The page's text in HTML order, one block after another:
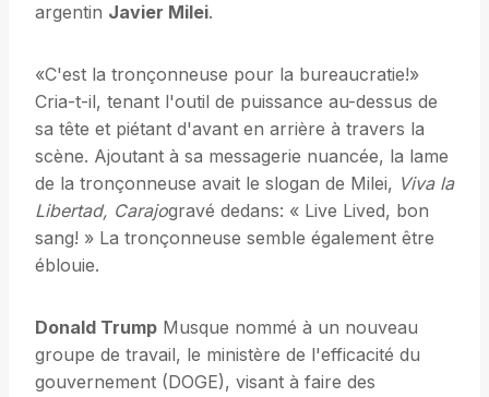
argentin Javier Milei.
«C'est la tronçonneuse pour la bureaucratie!»
Cria-t-il, tenant l'outil de puissance au-dessus de
sa tête et piétant d'avant en arrière à travers la
scène. Ajoutant à sa messagerie nuancée, la lame
de la tronçonneuse avait le slogan de Milei, Viva la
Libertad, Carajogravé dedans: « Live Lived, bon
sang! » La tronçonneuse semble également être
éblouie.
Donald Trump Musque nommé à un nouveau
groupe de travail, le ministère de l'efficacité du
gouvernement (DOGE), visant à faire des